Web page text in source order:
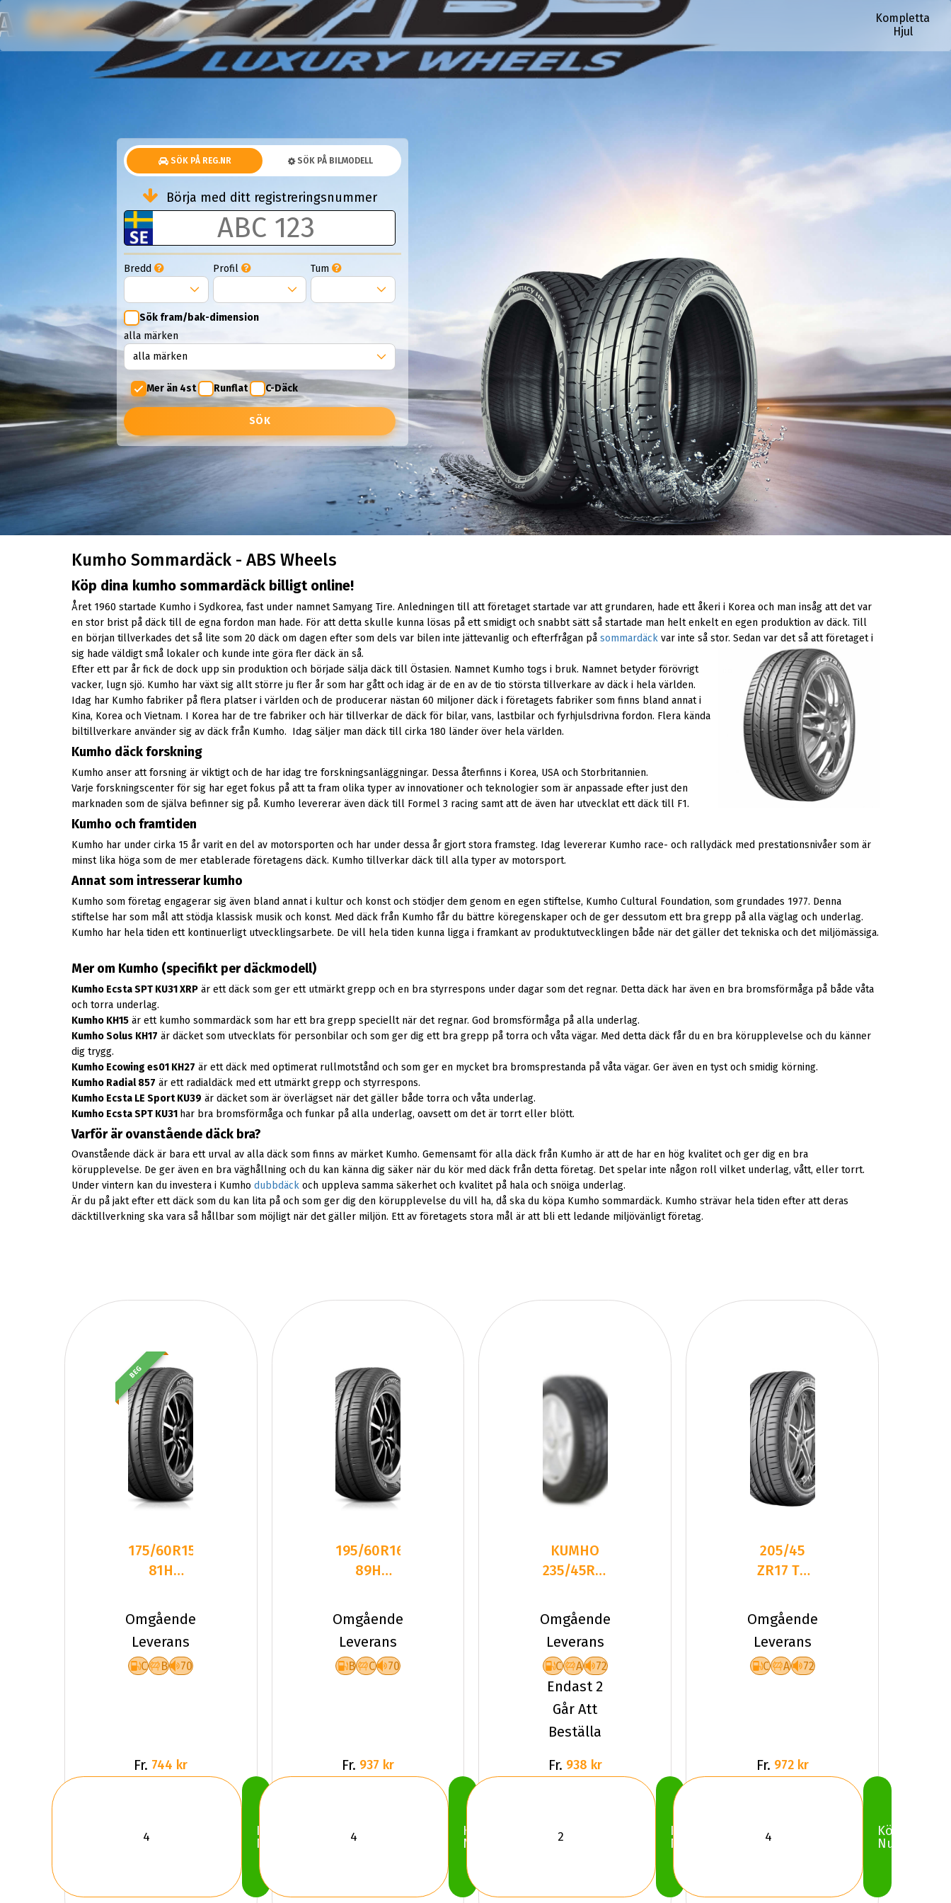
Kompletta
Hjul
KOMPLETTA HJUL
SÖK PÅ REG.NR SÖK PÅ BILMODELL
Börja med ditt registreringsnummer
Bredd Profil Tum
Sök fram/bak-dimension
alla märken
Mer än 4st Runflat C-Däck
SÖK
Kumho Sommardäck - ABS Wheels
Köp dina kumho sommardäck billigt online!
Året 1960 startade Kumho i Sydkorea, fast under namnet Samyang Tire. Anledningen till att företaget startade var att grundaren, hade ett åkeri i Korea och man insåg att det var
en stor brist på däck till de egna fordon man hade. För att detta skulle kunna lösas på ett smidigt och snabbt sätt så startade man helt enkelt en egen produktion av däck. Till
en början tillverkades det så lite som 20 däck om dagen efter som dels var bilen inte jättevanlig och efterfrågan på sommardäckvar inte så stor. Sedan var det så att företaget i
sig hade väldigt små lokaler och kunde inte göra fler däck än så.
Efter ett par år fick de dock upp sin produktion och började sälja däck till Östasien. Namnet Kumho togs i bruk. Namnet betyder förövrigt
vacker, lugn sjö. Kumho har växt sig allt större ju fler år som har gått och idag är de en av de tio största tillverkare av däck i hela världen.
Idag har Kumho fabriker på flera platser i världen och de producerar nästan 60 miljoner däck i företagets fabriker som finns bland annat i
Kina, Korea och Vietnam. I Korea har de tre fabriker och här tillverkar de däck för bilar, vans, lastbilar och fyrhjulsdrivna fordon. Flera kända
biltillverkare använder sig av däck från Kumho. Idag säljer man däck till cirka 180 länder över hela världen.
Kumho däck forskning
Kumho anser att forsning är viktigt och de har idag tre forskningsanläggningar. Dessa återfinns i Korea, USA och Storbritannien.
Varje forskningscenter för sig har eget fokus på att ta fram olika typer av innovationer och teknologier som är anpassade efter just den
marknaden som de själva befinner sig på. Kumho levererar även däck till Formel 3 racing samt att de även har utvecklat ett däck till F1.
Kumho och framtiden
Kumho har under cirka 15 år varit en del av motorsporten och har under dessa år gjort stora framsteg. Idag levererar Kumho race- och rallydäck med prestationsnivåer som är
minst lika höga som de mer etablerade företagens däck. Kumho tillverkar däck till alla typer av motorsport.
Annat som intresserar kumho
Kumho som företag engagerar sig även bland annat i kultur och konst och stödjer dem genom en egen stiftelse, Kumho Cultural Foundation, som grundades 1977. Denna
stiftelse har som mål att stödja klassisk musik och konst. Med däck från Kumho får du bättre köregenskaper och de ger dessutom ett bra grepp på alla väglag och underlag.
Kumho har hela tiden ett kontinuerligt utvecklingsarbete. De vill hela tiden kunna ligga i framkant av produktutvecklingen både när det gäller det tekniska och det miljömässiga.
Mer om Kumho (specifikt per däckmodell)
Kumho Ecsta SPT KU31 XRPär ett däck som ger ett utmärkt grepp och en bra styrrespons under dagar som det regnar. Detta däck har även en bra bromsförmåga på både våta
och torra underlag.
Kumho KH15är ett kumho sommardäck som har ett bra grepp speciellt när det regnar. God bromsförmåga på alla underlag.
Kumho Solus KH17 är däcket som utvecklats för personbilar och som ger dig ett bra grepp på torra och våta vägar. Med detta däck får du en bra körupplevelse och du känner
dig trygg.
Kumho Ecowing es01 KH27 är ett däck med optimerat rullmotstånd och som ger en mycket bra bromsprestanda på våta vägar. Ger även en tyst och smidig körning.
Kumho Radial 857 är ett radialdäck med ett utmärkt grepp och styrrespons.
Kumho Ecsta LE Sport KU39 är däcket som är överlägset när det gäller både torra och våta underlag.
Kumho Ecsta SPT KU31 har bra bromsförmåga och funkar på alla underlag, oavsett om det är torrt eller blött.
Varför är ovanstående däck bra?
Ovanstående däck är bara ett urval av alla däck som finns av märket Kumho. Gemensamt för alla däck från Kumho är att de har en hög kvalitet och ger dig en bra
körupplevelse. De ger även en bra väghållning och du kan känna dig säker när du kör med däck från detta företag. Det spelar inte någon roll vilket underlag, vått, eller torrt.
Under vintern kan du investera i Kumho dubbdäckoch uppleva samma säkerhet och kvalitet på hala och snöiga underlag.
Är du på jakt efter ett däck som du kan lita på och som ger dig den körupplevelse du vill ha, då ska du köpa Kumho sommardäck. Kumho strävar hela tiden efter att deras
däcktillverkning ska vara så hållbar som möjligt när det gäller miljön. Ett av företagets stora mål är att bli ett ledande miljövänligt företag.
BEG
175/60R15
81H
EcoWing
ES31
Omgående
Leverans
C B 70
Fr. 744 kr
Köp
Nu
195/60R16
89H
EcoWing
ES31
Omgående
Leverans
B C 70
Fr. 937 kr
Köp
Nu
KUMHO
235/45R17
HS52
Omgående
Leverans
C A 72
Endast 2
Går Att
Beställa
Fr. 938 kr
Köp
Nu
205/45
ZR17 TL
KUMHO
ECSTA
PS71 XL
Omgående
Leverans
C A 72
Fr. 972 kr
Köp
Nu